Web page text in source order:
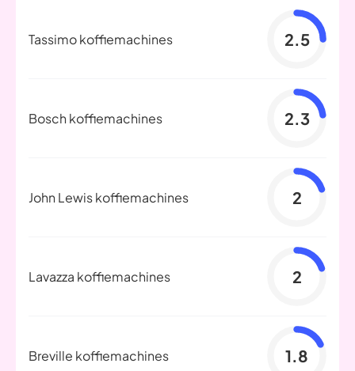
Tassimo koffiemachines 2.5
Bosch koffiemachines 2.3
John Lewis koffiemachines 2
Lavazza koffiemachines 2
Breville koffiemachines 1.8